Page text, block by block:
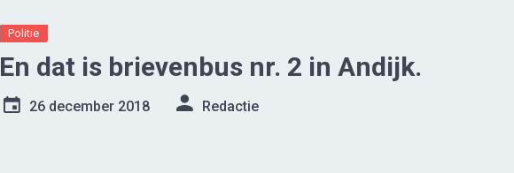
Politie
En dat is brievenbus nr. 2 in Andijk.
26 december 2018 Redactie